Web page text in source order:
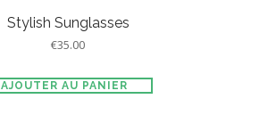
Stylish Sunglasses
€35.00
AJOUTER AU PANIER